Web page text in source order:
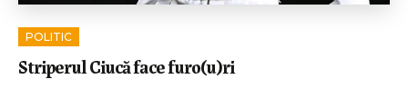
POLITIC
Striperul Ciucă face furo(u)ri